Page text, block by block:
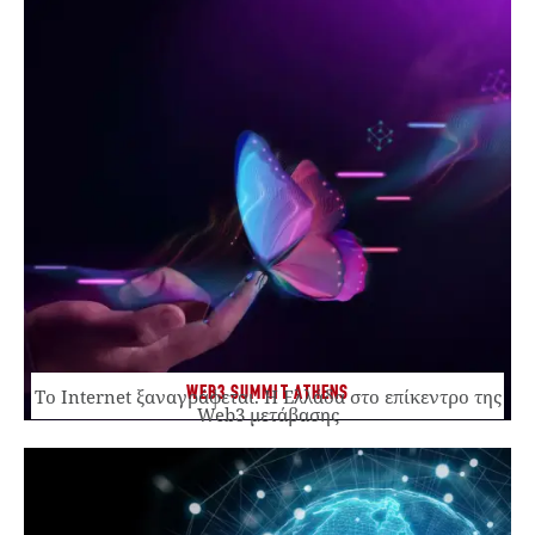
WEB3 SUMMIT ATHENS
Το Internet ξαναγράφεται. Η Ελλάδα στο επίκεντρο της
Web3 μετάβασης